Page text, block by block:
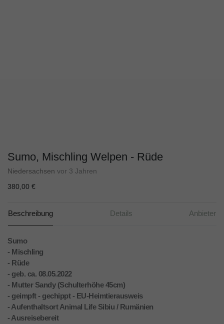
Sumo, Mischling Welpen - Rüde
Niedersachsen vor 3 Jahren
380,00 €
Beschreibung Details Anbieter
Sumo
- Mischling
- Rüde
- geb. ca. 08.05.2022
- Mutter Sandy (Schulterhöhe 45cm)
- geimpft - gechippt - EU-Heimtierausweis
- Aufenthaltsort Animal Life Sibiu / Rumänien
- Ausreisebereit